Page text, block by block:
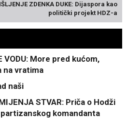
ZDENKA DUKE: Dijaspora kao
politički projekt HDZ-a
VODU: More pred kućom,
na vratima
naši
STVAR: Priča o Hodži
komandanta